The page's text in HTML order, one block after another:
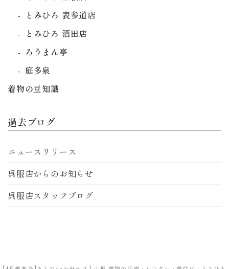
とみひろ 表参道店
とみひろ 酒田店
ろうまん亭
庭多泉
着物の豆知識
過去ブログ
ニュースリリース
呉服店からのお知らせ
呉服店スタッフブログ